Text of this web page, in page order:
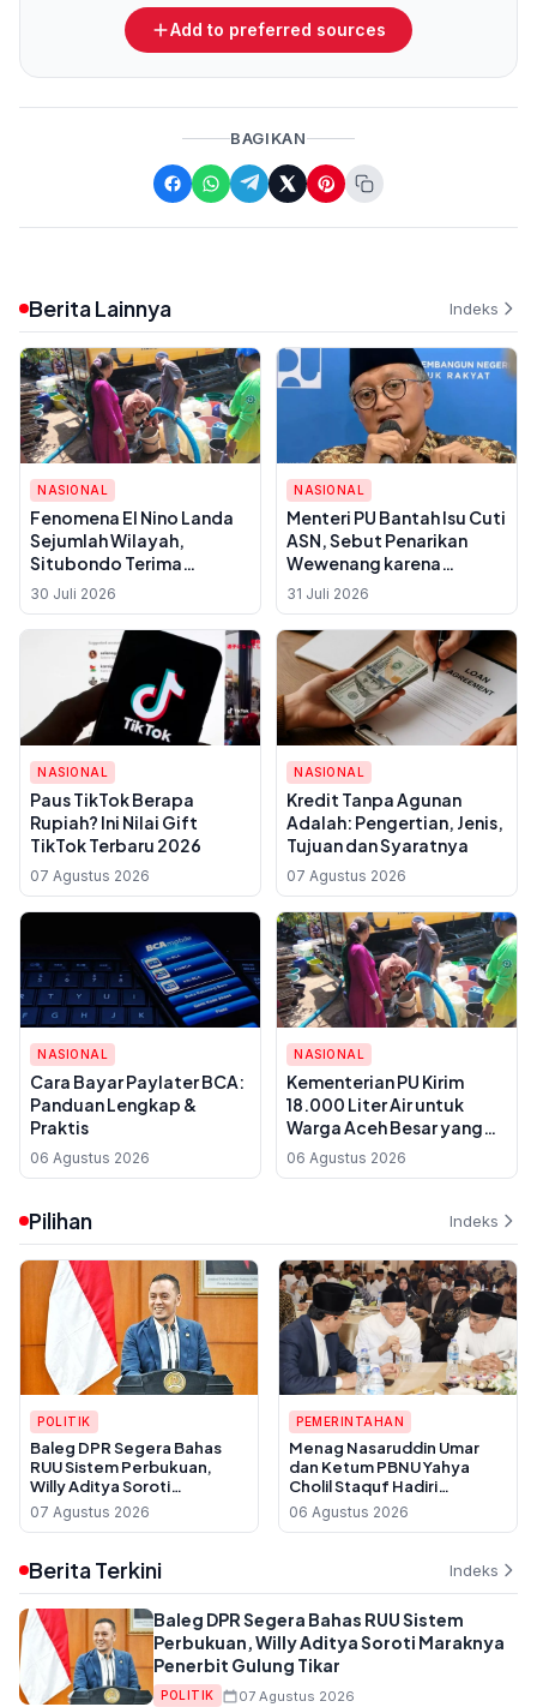
Add to preferred sources
BAGIKAN
Berita Lainnya Indeks
NASIONAL
Fenomena El Nino Landa
Sejumlah Wilayah,
Situbondo Terima
Bantuan Air
30 Juli 2026
NASIONAL
Menteri PU Bantah Isu Cuti
ASN, Sebut Penarikan
Wewenang karena
Dokumen Palsu
31 Juli 2026
NASIONAL
Paus TikTok Berapa
Rupiah? Ini Nilai Gift
TikTok Terbaru 2026
07 Agustus 2026
NASIONAL
Kredit Tanpa Agunan
Adalah: Pengertian, Jenis,
Tujuan dan Syaratnya
07 Agustus 2026
NASIONAL
Cara Bayar Paylater BCA:
Panduan Lengkap &
Praktis
06 Agustus 2026
NASIONAL
Kementerian PU Kirim
18.000 Liter Air untuk
Warga Aceh Besar yang
Krisis Air
06 Agustus 2026
Pilihan Indeks
POLITIK
Baleg DPR Segera Bahas
RUU Sistem Perbukuan,
Willy Aditya Soroti
Maraknya Penerbit Gulung
Tikar
07 Agustus 2026
PEMERINTAHAN
Menag Nasaruddin Umar
dan Ketum PBNU Yahya
Cholil Staquf Hadiri
Peluncuran Buku Pemikiran
KH Ma'ruf Amin Jelang
06 Agustus 2026
Berita Terkini Indeks
Baleg DPR Segera Bahas RUU Sistem
Perbukuan, Willy Aditya Soroti Maraknya
Penerbit Gulung Tikar
POLITIK 07 Agustus 2026